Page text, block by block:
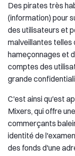
Des pirates très
(information) pour
des utilisateurs et
malveillantes telles
hameçonnages et
comptes des
grande
C'est ainsi qu'est
Mixers, qui offre
commerçants
identité de
des fonds d'une